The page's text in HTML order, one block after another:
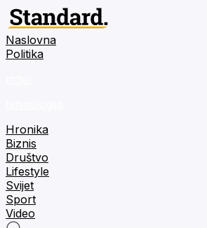
Naslovna
Politika
Hronika
Biznis
Društvo
Lifestyle
Svijet
Sport
Video